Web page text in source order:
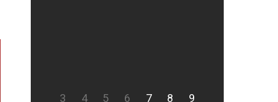
3 4 5 6 7 8 9